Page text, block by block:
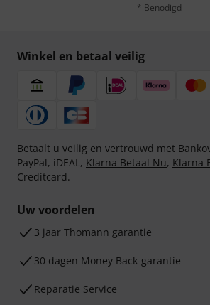
* Benodigd
Winkel en betaal veilig
Betaalt u veilig en vertrouwd met
PayPal, iDEAL, Klarna Betaal Nu, Klarna
Creditcard.
Uw voordelen
3 jaar Thomann garantie
30 dagen Money Back-garantie
Reparatie Service